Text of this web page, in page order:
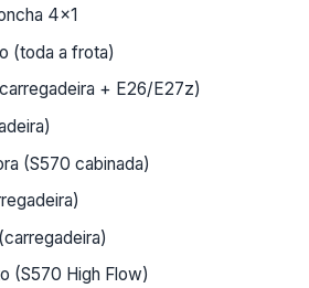
4x1
(toda a frota)
+ E26/E27z)
(S570 cabinada)
(S570 High Flow)